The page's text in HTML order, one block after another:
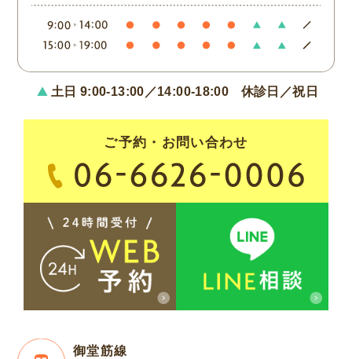
土日 9:00-13:00／14:00-18:00 休診日／祝日
御堂筋線
ご予約・お問い合わせ